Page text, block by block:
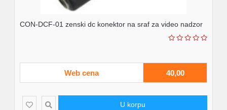
CON-DCF-01 zenski dc konektor na sraf za video nadzor
Web cena 40,00
U korpu